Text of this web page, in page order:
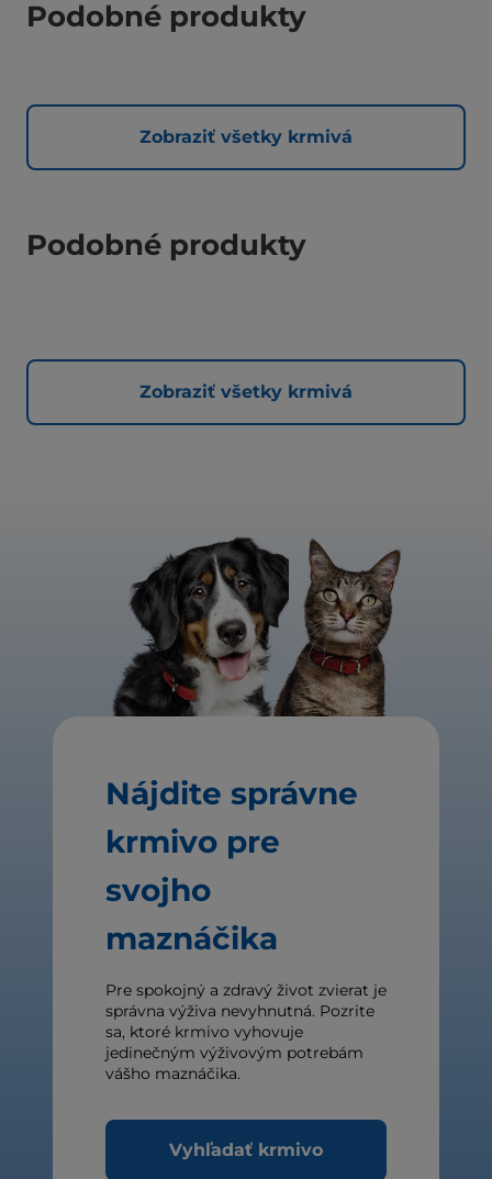
Podobné produkty
Zobraziť všetky krmivá
Podobné produkty
Zobraziť všetky krmivá
Nájdite správne
krmivo pre
svojho
maznáčika
Pre spokojný a zdravý život zvierat je
správna výživa nevyhnutná. Pozrite
sa, ktoré krmivo vyhovuje
jedinečným výživovým potrebám
vášho maznáčika.
Vyhľadať krmivo